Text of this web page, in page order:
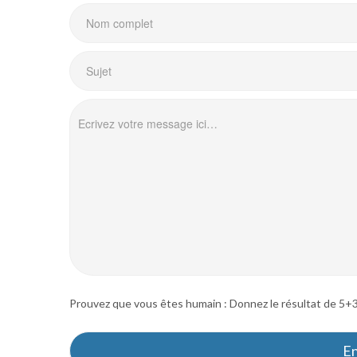
Prouvez que vous êtes humain : Donnez le résultat de